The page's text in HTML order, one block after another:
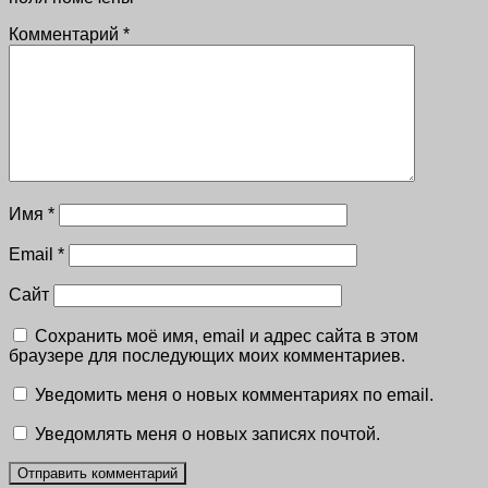
Комментарий *
Имя *
Email *
Сайт
Сохранить моё имя, email и адрес сайта в этом
браузере для последующих моих комментариев.
Уведомить меня о новых комментариях по email.
Уведомлять меня о новых записях почтой.